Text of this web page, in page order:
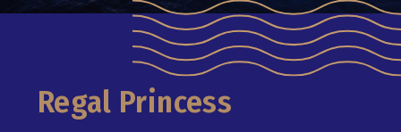
Regal Princess